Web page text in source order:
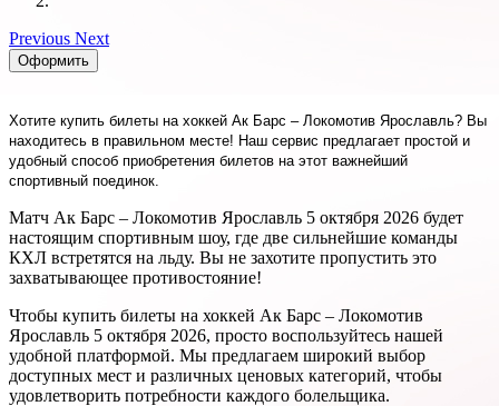
Previous Next
Оформить
Хотите купить билеты на хоккей Ак Барс – Локомотив Ярославль? Вы
находитесь в правильном месте! Наш сервис предлагает простой и
удобный способ приобретения билетов на этот важнейший
спортивный поединок.
Матч Ак Барс – Локомотив Ярославль 5 октября 2026 будет
настоящим спортивным шоу, где две сильнейшие команды
КХЛ встретятся на льду. Вы не захотите пропустить это
захватывающее противостояние!
Чтобы купить билеты на хоккей Ак Барс – Локомотив
Ярославль 5 октября 2026, просто воспользуйтесь нашей
удобной платформой. Мы предлагаем широкий выбор
доступных мест и различных ценовых категорий, чтобы
удовлетворить потребности каждого болельщика.